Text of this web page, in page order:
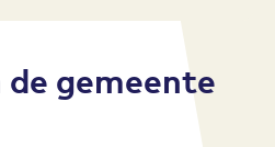
gemeente